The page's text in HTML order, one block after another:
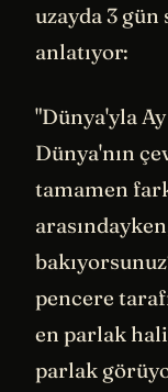
uzayda 3
anlatıyor:
"Dünya'yla
Dünya'nın
tamamen
pencere
en parlak
parlak